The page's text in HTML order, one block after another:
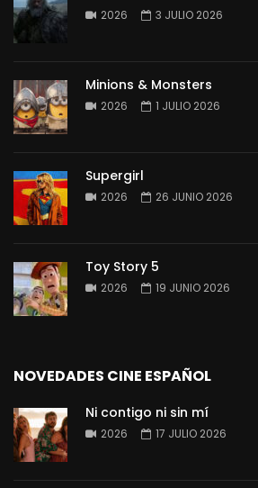
2026 3 JULIO 2026
Minions & Monsters
2026 1 JULIO 2026
Supergirl
2026 26 JUNIO 2026
Toy Story 5
2026 19 JUNIO 2026
NOVEDADES CINE ESPAÑOL
Ni contigo ni sin mí
2026 17 JULIO 2026